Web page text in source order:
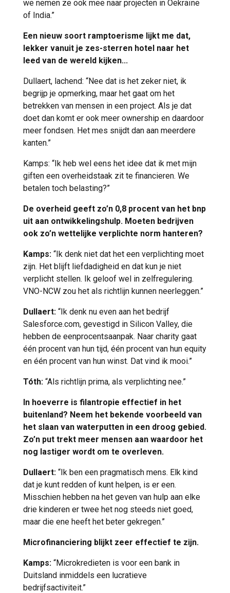
we nemen ze ook mee naar projecten in Oekraïne
of India.”
Een nieuw soort ramptoerisme lijkt me dat,
lekker vanuit je zes-sterren hotel naar het
leed van de wereld kijken...
Dullaert, lachend: “Nee dat is het zeker niet, ik
begrijp je opmerking, maar het gaat om het
betrekken van mensen in een project. Als je dat
doet dan komt er ook meer ownership en daardoor
meer fondsen. Het mes snijdt dan aan meerdere
kanten.”
Kamps: “Ik heb wel eens het idee dat ik met mijn
giften een overheidstaak zit te financieren. We
betalen toch belasting?”
De overheid geeft zo’n 0,8 procent van het bnp
uit aan ontwikkelingshulp. Moeten bedrijven
ook zo’n wettelijke verplichte norm hanteren?
Kamps: “Ik denk niet dat het een verplichting moet
zijn. Het blijft liefdadigheid en dat kun je niet
verplicht stellen. Ik geloof wel in zelfregulering.
VNO-NCW zou het als richtlijn kunnen neerleggen.”
Dullaert: “Ik denk nu even aan het bedrijf
Salesforce.com, gevestigd in Silicon Valley, die
hebben de eenprocentsaanpak. Naar charity gaat
één procent van hun tijd, één procent van hun equity
en één procent van hun winst. Dat vind ik mooi.”
Tóth: “Als richtlijn prima, als verplichting nee.”
In hoeverre is filantropie effectief in het
buitenland? Neem het bekende voorbeeld van
het slaan van waterputten in een droog gebied.
Zo’n put trekt meer mensen aan waardoor het
nog lastiger wordt om te overleven.
Dullaert: “Ik ben een pragmatisch mens. Elk kind
dat je kunt redden of kunt helpen, is er een.
Misschien hebben na het geven van hulp aan elke
drie kinderen er twee het nog steeds niet goed,
maar die ene heeft het beter gekregen.”
Microfinanciering blijkt zeer effectief te zijn.
Kamps: “Microkredieten is voor een bank in
Duitsland inmiddels een lucratieve
bedrijfsactiviteit.”